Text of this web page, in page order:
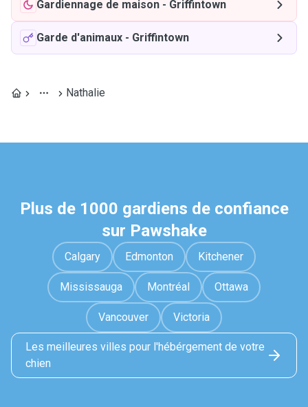
Gardiennage de maison - Griffintown
Garde d'animaux - Griffintown
Nathalie
Plus de 1000 gardiens de confiance
sur Pawshake
Calgary Edmonton Kitchener
Mississauga Montréal Ottawa
Vancouver Victoria
Les meilleures villes pour l'hébérgement de votre
chien